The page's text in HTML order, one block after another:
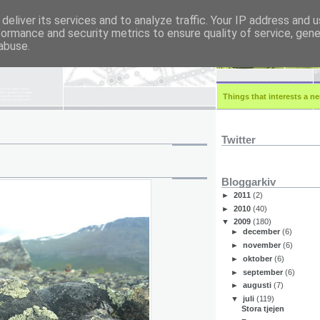
Things that interests a
Twitter
Bloggarkiv
► 2011 (2)
► 2010 (40)
▼ 2009 (180)
►december(6)
►november(6)
►oktober(6)
►september(6)
►augusti(7)
▼juli(119)
Stora tjejen
its services and to analyze traffic. Your IP address and
and security metrics to ensure quality of service,